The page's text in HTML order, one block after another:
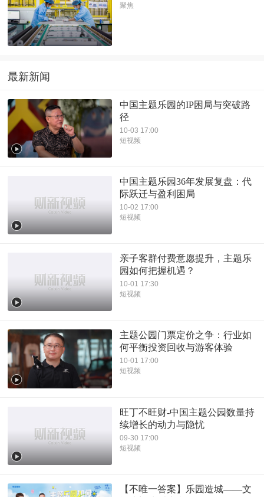
聚焦
最新新闻
中国主题乐园的IP困局与突破路
径
10-03 17:00
短视频
中国主题乐园36年发展复盘：代
际跃迁与盈利困局
10-02 17:00
短视频
亲子客群付费意愿提升，主题乐
园如何把握机遇？
10-01 17:30
短视频
主题公园门票定价之争：行业如
何平衡投资回收与游客体验
10-01 17:00
短视频
旺丁不旺财-中国主题公园数量持
续增长的动力与隐忧
09-30 17:00
短视频
【不唯一答案】乐园造城——文